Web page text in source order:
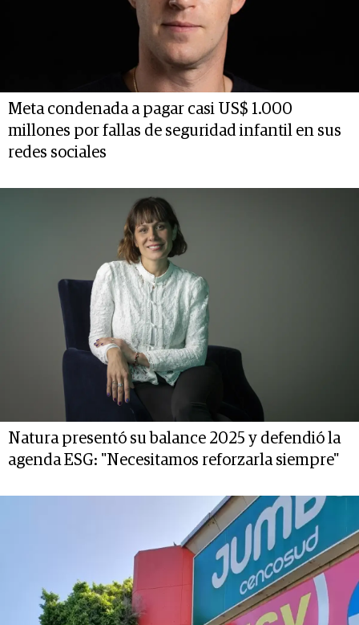
Meta condenada a pagar casi US$ 1.000
millones por fallas de seguridad infantil en sus
redes sociales
Natura presentó su balance 2025 y defendió la
agenda ESG: "Necesitamos reforzarla siempre"